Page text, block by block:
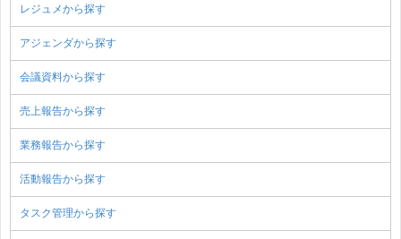
レジュメから探す
アジェンダから探す
会議資料から探す
売上報告から探す
業務報告から探す
活動報告から探す
タスク管理から探す